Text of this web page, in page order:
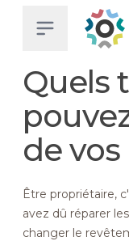
contenu
principal
Quels
de
Être propriétaire,
avez dû réparer
changer le